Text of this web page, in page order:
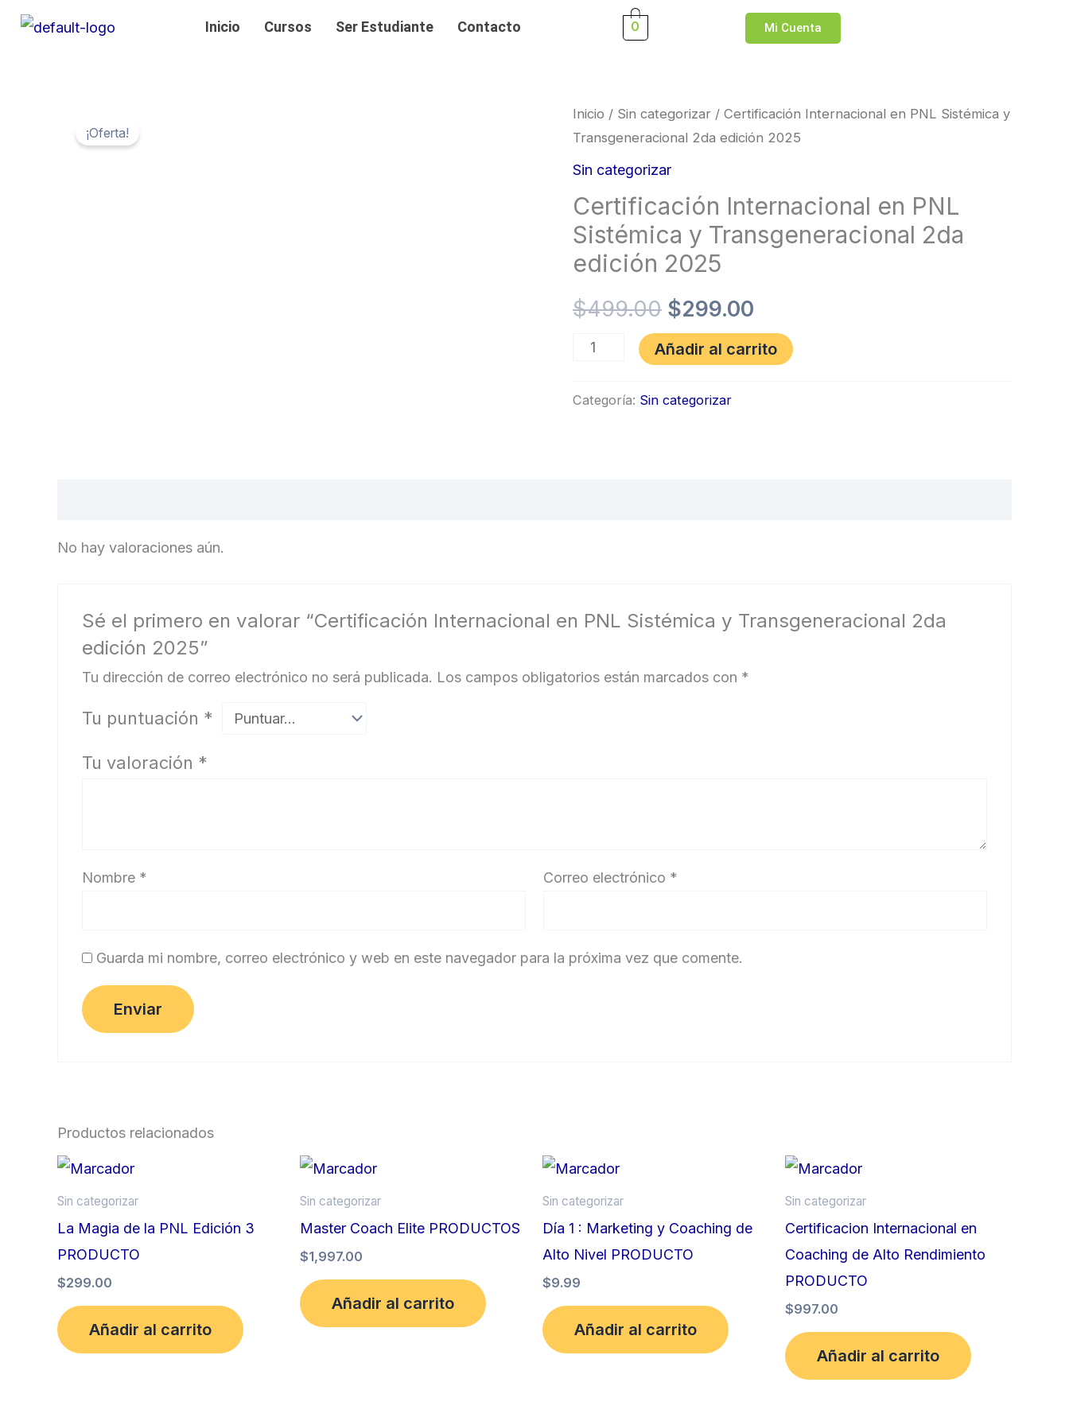
Inicio Cursos Ser Estudiante Contacto 0 Mi Cuenta
¡Oferta!
Inicio / Sin categorizar / Certificación Internacional en PNL Sistémica y
Transgeneracional 2da edición 2025
Sin categorizar
Certificación Internacional en PNL
Sistémica y Transgeneracional 2da
edición 2025
$499.00
El
precio
original
era:
$499.00.
$299.00
El
actual
es:
Certificación
Internacional
en
Sistémica
y
Transgeneracional
2da
edición
2025
Añadir al carrito
Categoría: Sin categorizar
No hay valoraciones aún.
Sé el primero en valorar “Certificación Internacional en PNL Sistémica y Transgeneracional 2da
edición 2025”
Tu dirección de correo electrónico no será publicada. Los campos obligatorios están marcados con *
Tu puntuación *
Tu valoración *
Nombre * Correo electrónico *
Guarda mi nombre, correo electrónico y web en este navegador para la próxima vez que comente.
Productos relacionados
Sin categorizar
La Magia de la PNL Edición 3
PRODUCTO
$299.00
Añadir al carrito
Sin categorizar
Master Coach Elite PRODUCTOS
$1,997.00
Añadir al carrito
Sin categorizar
Día 1 : Marketing y Coaching de
Alto Nivel PRODUCTO
$9.99
Añadir al carrito
Sin categorizar
Certificacion Internacional en
Coaching de Alto Rendimiento
PRODUCTO
$997.00
Añadir al carrito